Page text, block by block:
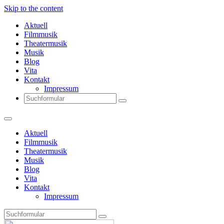
Skip to the content
Aktuell
Filmmusik
Theatermusik
Musik
Blog
Vita
Kontakt
Impressum
Search
Aktuell
Filmmusik
Theatermusik
Musik
Blog
Vita
Kontakt
Impressum
Search